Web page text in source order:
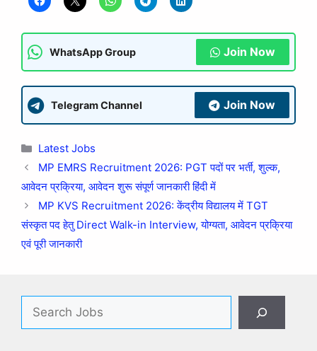
WhatsApp Group Join Now
Telegram Channel Join Now
Latest Jobs
MP EMRS Recruitment 2026: PGT पदों पर भर्ती, शुल्क,
आवेदन प्रक्रिया, आवेदन शुरू संपूर्ण जानकारी हिंदी में
MP KVS Recruitment 2026: केंद्रीय विद्यालय में TGT
संस्कृत पद हेतु Direct Walk-in Interview, योग्यता, आवेदन प्रक्रिया
एवं पूरी जानकारी